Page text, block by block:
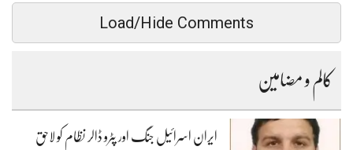
Load/Hide Comments
کالم و مضامین
ایران اسرائیل جنگ اور پٹرو ڈالر نظام کو لاحق